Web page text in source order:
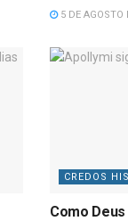
5 DE AGOSTO
CREDOS
Como